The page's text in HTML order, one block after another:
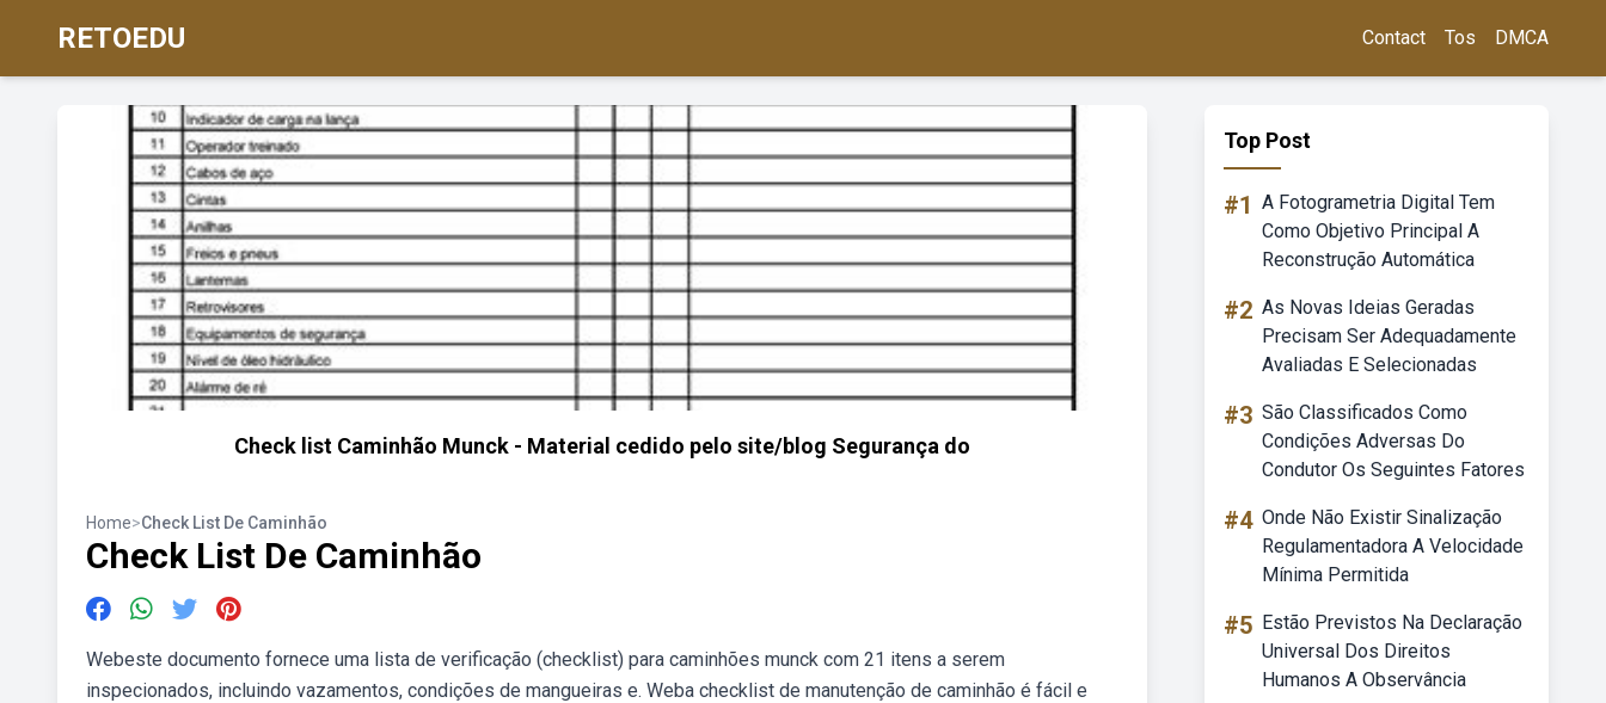
RETOEDU Contact Tos DMCA
Check list Caminhão Munck - Material cedido pelo site/blog Segurança do
Home>Check List De Caminhão
Check List De Caminhão
Webeste documento fornece uma lista de verificação (checklist) para caminhões munck com 21 itens a serem
inspecionados, incluindo vazamentos, condições de mangueiras e. Weba checklist de manutenção de caminhão é fácil e
Top Post
#1 A Fotogrametria Digital Tem
Como Objetivo Principal A
Reconstrução Automática
#2 As Novas Ideias Geradas
Precisam Ser Adequadamente
Avaliadas E Selecionadas
#3 São Classificados Como
Condições Adversas Do
Condutor Os Seguintes Fatores
#4 Onde Não Existir Sinalização
Regulamentadora A Velocidade
Mínima Permitida
#5 Estão Previstos Na Declaração
Universal Dos Direitos
Humanos A Observância